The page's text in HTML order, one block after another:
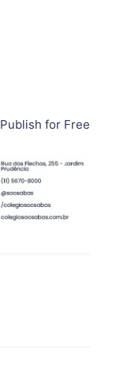
Publish for Free